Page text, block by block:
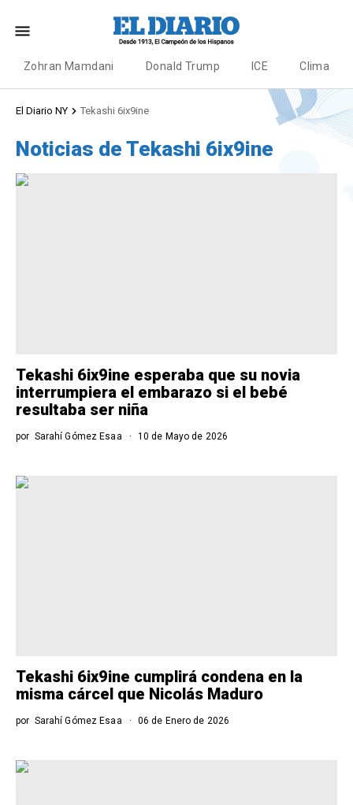
Zohran Mamdani Donald Trump ICE Clima
El Diario NY Tekashi 6ix9ine
Noticias de Tekashi 6ix9ine
Tekashi 6ix9ine esperaba que su novia
interrumpiera el embarazo si el bebé
resultaba ser niña
por Sarahí Gómez Esaa 10 de Mayo de 2026
Tekashi 6ix9ine cumplirá condena en la
misma cárcel que Nicolás Maduro
por Sarahí Gómez Esaa 06 de Enero de 2026